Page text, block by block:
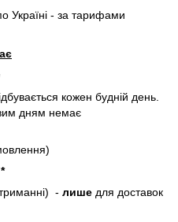
Україні - за тарифами
кожен будній день.
дням немає
- лише для доставок